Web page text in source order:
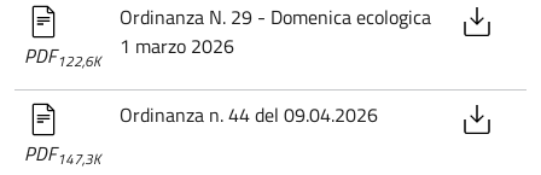
PDF122,6K
Ordinanza N. 29 - Domenica ecologica
1 marzo 2026
PDF147,3K
Ordinanza n. 44 del 09.04.2026